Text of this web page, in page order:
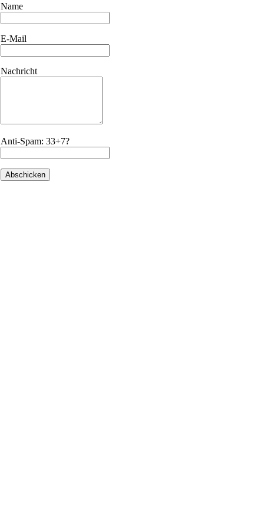
Name
E-Mail
Nachricht
Anti-Spam: 33+7?
Abschicken